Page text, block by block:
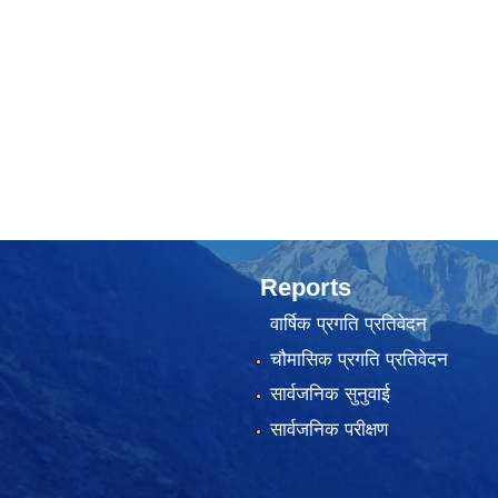
Reports
वार्षिक प्रगति प्रतिवेदन
चौमासिक प्रगति प्रतिवेदन
सार्वजनिक सुनुवाई
सार्वजनिक परीक्षण